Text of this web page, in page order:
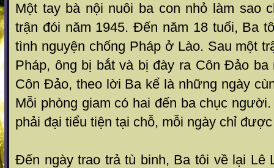
Một tay bà nội nu ôi ba con nhỏ làm sao
trận đói năm 1945. Đến năm 18 tuổi, Ba
tình nguyện chống Pháp ở Lào. Sa u một
Pháp, ông bị bắt và bị đày ra Côn Đ ảo
Côn Đảo, th eo lời Ba kể là những ngày
Mỗi phòng giam có h ai đến ba chục
phải đại tiểu tiện tại ch ỗ, mỗi ngày chỉ
Đến ngày trao trả tù binh, B a tôi về lại Lê